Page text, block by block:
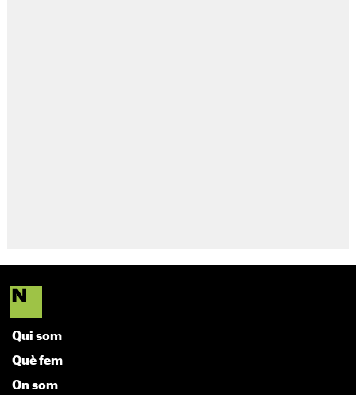
Qui som
Què fem
On som